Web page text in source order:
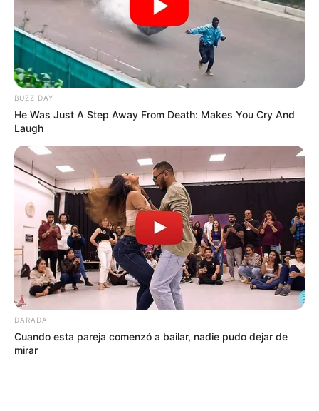
Tenemos todas las noticias que le
interesan. Para estar bien informado, por
favor, active las notificaciones de Alerta.
ACTIVAR AHORA
TEMAS DESTACADOS
CORTES DE LUZ EN BOLÍVAR
EL CARMEN DE BOLÍVAR
DUMEK TURBAY
ALCALDÍA DE CARTAGENA
YAMIL ARANA
FEMINICIDIO
BUZZ DAY
He Was Just A Step Away From Death: Makes You Cry And
Laugh
DARADA
Cuando esta pareja comenzó a bailar, nadie pudo dejar de
mirar